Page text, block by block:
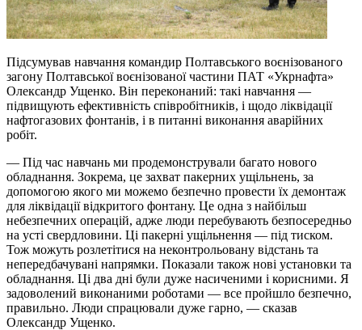
Підсумував навчання командир Полтавського воєнізованого
загону Полтавської воєнізованої частини ПАТ «Укрнафта»
Олександр Ущенко. Він переконаний: такі навчання —
підвищують ефективність співробітників, і щодо ліквідації
нафтогазових фонтанів, і в питанні виконання аварійних
робіт.
— Під час навчань ми продемонстрували багато нового
обладнання. Зокрема, це захват пакерних ущільнень, за
допомогою якого ми можемо безпечно провести їх демонтаж
для ліквідації відкритого фонтану. Це одна з найбільш
небезпечних операцій, адже люди перебувають безпосередньо
на усті свердловини. Ці пакерні ущільнення — під тиском.
Тож можуть розлетітися на неконтрольовану відстань та
непередбачувані напрямки. Показали також нові установки та
обладнання. Ці два дні були дуже насиченими і корисними. Я
задоволений виконаними роботами — все пройшло безпечно,
правильно. Люди спрацювали дуже гарно, — сказав
Олександр Ущенко.